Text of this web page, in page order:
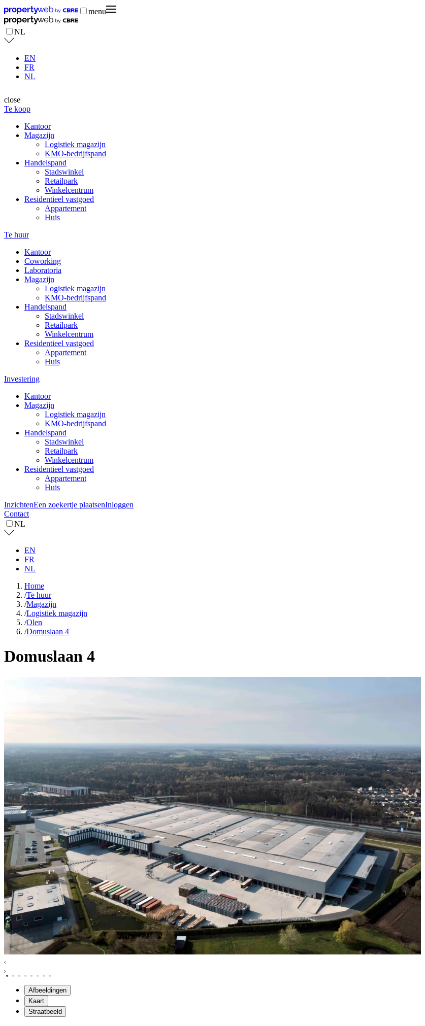
menu
NL
EN
FR
NL
close
Te koop
Kantoor
Magazijn
Logistiek magazijn
KMO-bedrijfspand
Handelspand
Stadswinkel
Retailpark
Winkelcentrum
Residentieel vastgoed
Appartement
Huis
Te huur
Kantoor
Coworking
Laboratoria
Magazijn
Logistiek magazijn
KMO-bedrijfspand
Handelspand
Stadswinkel
Retailpark
Winkelcentrum
Residentieel vastgoed
Appartement
Huis
Investering
Kantoor
Magazijn
Logistiek magazijn
KMO-bedrijfspand
Handelspand
Stadswinkel
Retailpark
Winkelcentrum
Residentieel vastgoed
Appartement
Huis
InzichtenEen zoekertje plaatsenInloggen
Contact
NL
EN
FR
NL
Home
/Te huur
/Magazijn
/Logistiek magazijn
/Olen
/Domuslaan 4
Domuslaan 4
Afbeeldingen
Kaart
Straatbeeld